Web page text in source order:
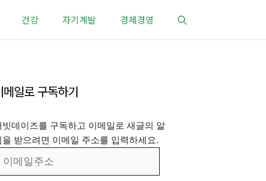
건강 자기계발 경제경영
메일로 구독하기
빗데이즈를 구독하고 이메일로 새글의 알
을 받으려면 이메일 주소를 입력하세요.